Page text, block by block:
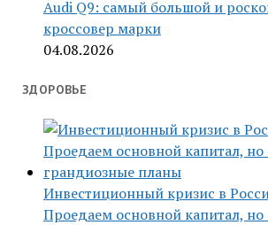
Audi Q9: самый большой и
кроссовер марки
04.08.2026
ЗДОРОВЬЕ
Инвестиционный кризис в
Проедаем основной капитал,